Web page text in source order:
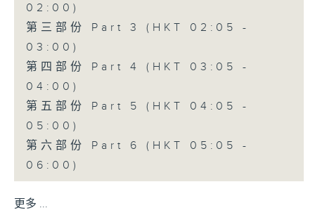
02:00)
第三部份 Part 3 (HKT 02:05 -
03:00)
第四部份 Part 4 (HKT 03:05 -
04:00)
第五部份 Part 5 (HKT 04:05 -
05:00)
第六部份 Part 6 (HKT 05:05 -
06:00)
更多 ...